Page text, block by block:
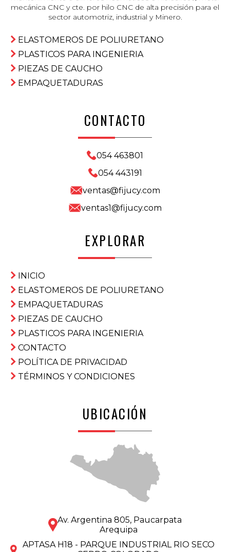
mecánica CNC y cte. por hilo CNC de alta precisión para el
sector automotriz, industrial y Minero.
ELASTOMEROS DE POLIURETANO
PLASTICOS PARA INGENIERIA
PIEZAS DE CAUCHO
EMPAQUETADURAS
CONTACTO
054 463801
054 443191
ventas@fijucy.com
ventas1@fijucy.com
EXPLORAR
INICIO
ELASTOMEROS DE POLIURETANO
EMPAQUETADURAS
PIEZAS DE CAUCHO
PLASTICOS PARA INGENIERIA
CONTACTO
POLÍTICA DE PRIVACIDAD
TÉRMINOS Y CONDICIONES
UBICACIÓN
Av. Argentina 805, Paucarpata
Arequipa
APTASA H18 - PARQUE INDUSTRIAL RIO SECO